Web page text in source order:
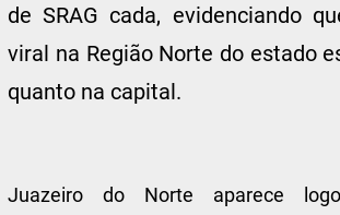
de SRAG cada, evidenciando
viral na Região Norte do estado
quanto na capital.
Juazeiro do Norte aparece